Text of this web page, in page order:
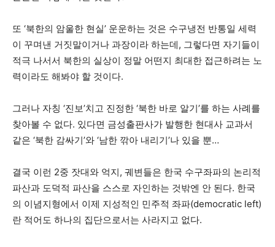
또 ‘북한의 암울한 현실’ 운운하는 것은 수구냉전 반통일 세력
이 꾸며낸 거짓말이거나 과장이라 하는데, 그렇다면 자기들이
적극 나서서 북한의 실상이 정말 어떤지 최대한 접근하려는 노
력이라도 해봐야 할 것이다.
그러나 자칭 ‘진보’치고 진정한 ‘북한 바로 알기’를 하는 사례를
찾아볼 수 없다. 있다면 금성출판사가 발행한 현대사 교과서
같은 ‘북한 감싸기’와 ‘남한 깎아 내리기’나 있을 뿐…
결국 이런 2중 잣대와 억지, 궤변들은 한국 수구좌파의 논리적
파산과 도덕적 파산을 스스로 자인하는 것밖엔 안 된다. 한국
의 이념지형에서 이제 지성적인 민주적 좌파(democratic left)
란 적어도 하나의 집단으로서는 사라지고 없다.